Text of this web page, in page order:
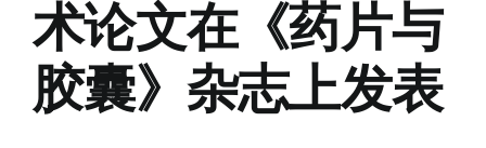
术论文在《药片与
胶囊》杂志上发表